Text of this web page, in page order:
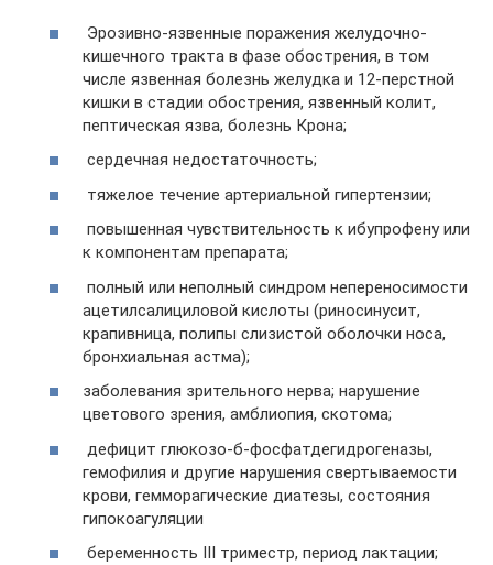
Эрозивно-язвенные поражения желудочно-
кишечного тракта в фазе обострения, в том
числе язвенная болезнь желудка и 12-перстной
кишки в стадии обострения, язвенный колит,
пептическая язва, болезнь Крона;
сердечная недостаточность;
тяжелое течение артериальной гипертензии;
повышенная чувствительность к ибупрофену или
к компонентам препарата;
полный или неполный синдром непереносимости
ацетилсалициловой кислоты (риносинусит,
крапивница, полипы слизистой оболочки носа,
бронхиальная астма);
заболевания зрительного нерва; нарушение
цветового зрения, амблиопия, скотома;
дефицит глюкозо-б-фосфатдегидрогеназы,
гемофилия и другие нарушения свертываемости
крови, гемморагические диатезы, состояния
гипокоагуляции
беременность III триместр, период лактации;